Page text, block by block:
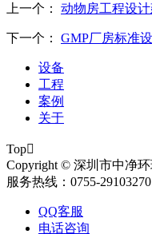
上一个： 动物房工程设
下一个： GMP厂房标准
设备
工程
案例
关于
Top
Copyright © 深圳市中净
服务热线：0755-29103270
QQ客服
电话咨询